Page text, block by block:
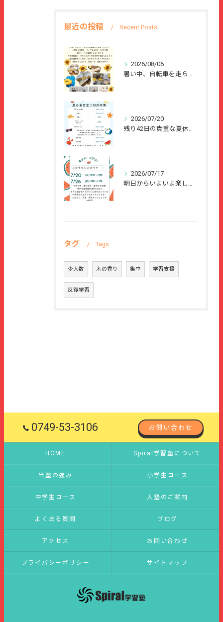
最近の投稿 Recent Posts
2026/08/06
暑い中、自転車を走らせて、または、ご家族のご協力のもと、夏休...
2026/07/20
残り42日の貴重な夏休みを、
2026/07/17
明日からいよいよ楽しい夏休みが始まりますね🌻
タグ Tags
少人数 木の香り 集中 学習支援
反復学習
0749-53-3106 お問い合わせ
HOME Spiral学習塾について
当塾の強み 小学生コース
中学生コース 入塾のご案内
よくある質問 ブログ
アクセス お問い合わせ
プライバシーポリシー サイトマップ